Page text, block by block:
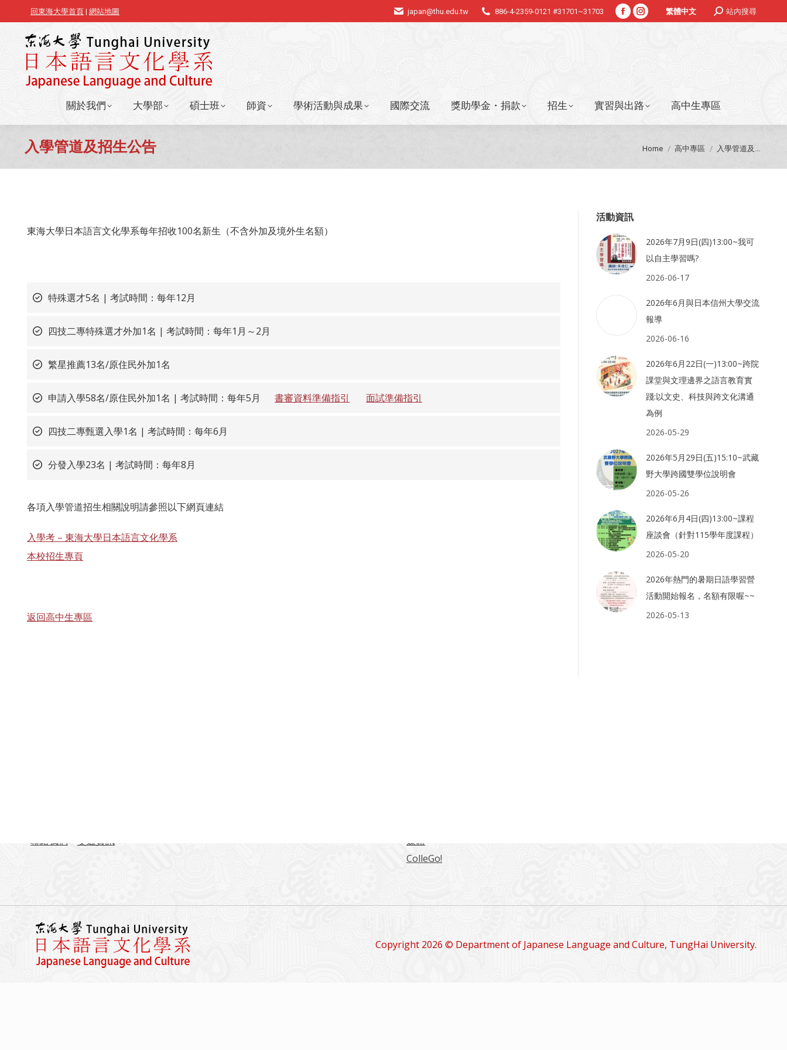
回東海大學首頁 | 網站地圖 japan@thu.edu.tw 886-4-2359-0121 #31701~31703
FacebookInstagram
繁體中文 Search:站內搜尋
關於我們 大學部 碩士班 師資 學術活動與成果 國際交流 獎助學金・捐款 招生 實習與出路 高中生專區
入學管道及招生公告 You are here:
Home 高中專區 入學管道及...
東海大學日本語言文化學系每年招收100名新生（不含外加及境外生名額）
特殊選才5名 | 考試時間：每年12月
四技二專特殊選才外加1名 | 考試時間：每年1月～2月
繁星推薦13名/原住民外加1名
申請入學58名/原住民外加1名 | 考試時間：每年5月 書審資料準備指引 面試準備指引
四技二專甄選入學1名 | 考試時間：每年6月
分發入學23名 | 考試時間：每年8月
各項入學管道招生相關說明請參照以下網頁連結
入學考 – 東海大學日本語言文化學系
本校招生專頁
返回高中生專區
活動資訊
2026年7月9日(四)13:00~我可
以自主學習嗎?
2026-06-17
2026年6月與日本信州大學交流
報導
2026-06-16
2026年6月22日(一)13:00~跨院
課堂與文理邊界之語言教育實
踐:以文史、科技與跨文化溝通
為例
2026-05-29
2026年5月29日(五)15:10~武藏
野大學跨國雙學位說明會
2026-05-26
2026年6月4日(四)13:00~課程
座談會（針對115學年度課程）
2026-05-20
2026年熱門的暑期日語學習營
活動開始報名，名額有限喔~~
2026-05-13
聯絡我們
交通資訊
媒體
ColleGo!
Copyright 2026 © Department of Japanese Language and Culture, TungHai University.
關於我們 大學部 碩士班 師資 學術活動與成果 國際交流 獎助學金・捐款 招生 實習與出路 高中生專區